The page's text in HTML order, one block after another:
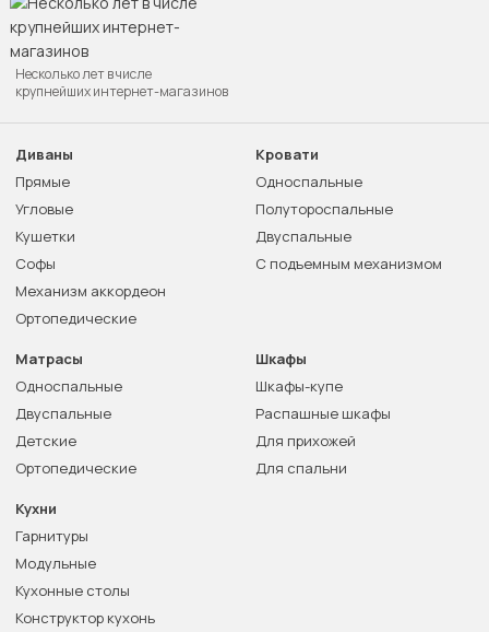
Несколько лет в числе
крупнейших интернет-магазинов
Диваны
Прямые
Угловые
Кушетки
Софы
Механизм аккордеон
Ортопедические
Кровати
Односпальные
Полутороспальные
Двуспальные
С подъемным механизмом
Матрасы
Односпальные
Двуспальные
Детские
Ортопедические
Шкафы
Шкафы-купе
Распашные шкафы
Для прихожей
Для спальни
Кухни
Гарнитуры
Модульные
Кухонные столы
Конструктор кухонь